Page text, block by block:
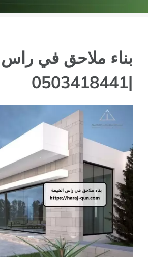
بناء ملاحق في راس
|0503418441
مشاهدة
صورة
أكبر